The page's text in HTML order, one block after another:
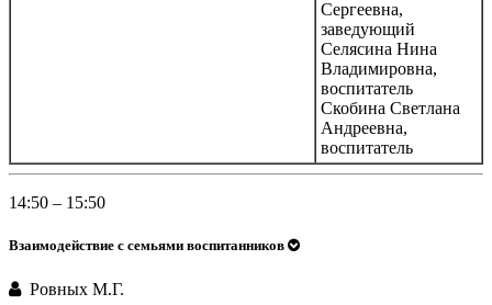
Сергеевна,
заведующий
Селясина Нина
Владимировна,
воспитатель
Скобина Светлана
Андреевна,
воспитатель
14:50 – 15:50
Взаимодействие с семьями воспитанников
Ровных М.Г.